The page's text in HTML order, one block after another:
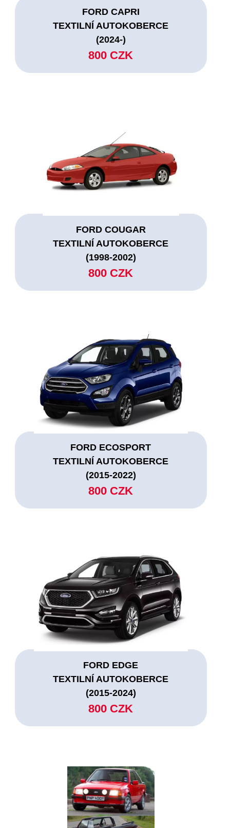
FORD CAPRI
TEXTILNÍ AUTOKOBERCE
(2024-)
800 CZK
FORD COUGAR
TEXTILNÍ AUTOKOBERCE
(1998-2002)
800 CZK
FORD ECOSPORT
TEXTILNÍ AUTOKOBERCE
(2015-2022)
800 CZK
FORD EDGE
TEXTILNÍ AUTOKOBERCE
(2015-2024)
800 CZK